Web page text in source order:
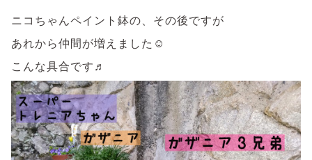
ニコちゃんペイント鉢の、その後ですが
あれから仲間が増えました☺
こんな具合です♬